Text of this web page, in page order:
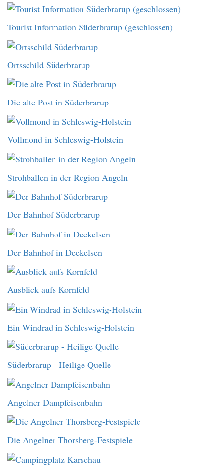
Tourist Information Süderbrarup (geschlossen)
Ortsschild Süderbrarup
Die alte Post in Süderbrarup
Vollmond in Schleswig-Holstein
Strohballen in der Region Angeln
Der Bahnhof Süderbrarup
Der Bahnhof in Deekelsen
Ausblick aufs Kornfeld
Ein Windrad in Schleswig-Holstein
Süderbrarup - Heilige Quelle
Angelner Dampfeisenbahn
Die Angelner Thorsberg-Festspiele